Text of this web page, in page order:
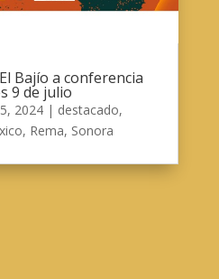
Bajío a conferencia
9 de julio
2024| destacado,
, Rema, Sonora